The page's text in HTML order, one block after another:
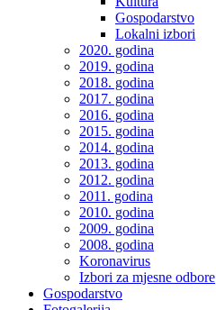
Gospodarstvo
Lokalni izbori
2020. godina
2019. godina
2018. godina
2017. godina
2016. godina
2015. godina
2014. godina
2013. godina
2012. godina
2011. godina
2010. godina
2009. godina
2008. godina
Koronavirus
Izbori za mjesne odbore
Gospodarstvo